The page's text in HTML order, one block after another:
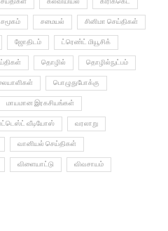
சமூகம் சமையல் சினிமா செய்திகள்
ஜோதிடம் ட்ரெண்ட் மியூசிக்
தொழில் தொழில்நுட்பம்
பொழுதுபோக்கு
மாயமான இரகசியங்கள்
வீடியோஸ் வரலாறு
வானியல் செய்திகள்
விளையாட்டு விவசாயம்